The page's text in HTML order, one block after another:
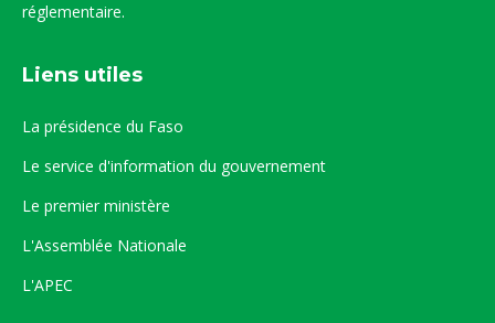
réglementaire.
Liens utiles
La présidence du Faso
Le service d'information du gouvernement
Le premier ministère
L'Assemblée Nationale
L'APEC